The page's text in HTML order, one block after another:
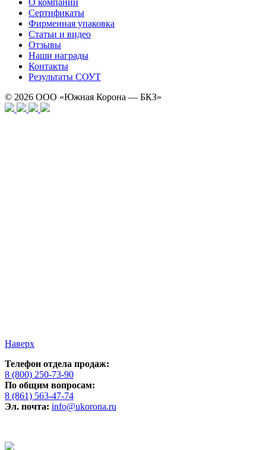
Сертификаты
Фирменная упаковка
Статьи и видео
Отзывы
Наши награды
Контакты
Результаты СОУТ
© 2026 ООО «Южная Корона — БКЗ»
Наверх
Телефон отдела продаж:
8 (800) 250-73-90
По общим вопросам:
8 (861) 563-47-74
Эл. почта: info@ukorona.ru